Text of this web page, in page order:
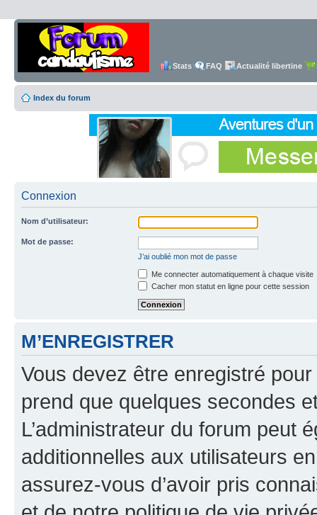
Stats FAQ Actualité libertine
Index du forum
Connexion
Nom d’utilisateur:
Mot de passe:
J’ai oublié mon mot de passe
Me connecter automatiquement à chaque visite
Cacher mon statut en ligne pour cette session
M’ENREGISTRER
Vous devez être enregistré
prend que quelques secondes
L’administrateur du forum peut
additionnelles aux utilisateurs
assurez-vous d’avoir pris